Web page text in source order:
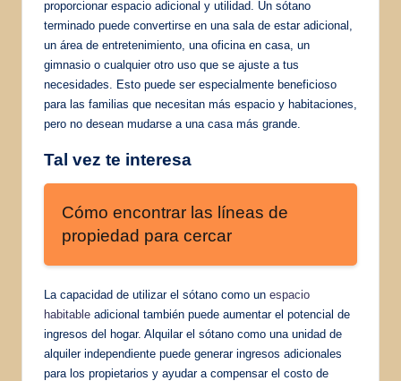
proporcionar espacio adicional y utilidad. Un sótano
terminado puede convertirse en una sala de estar adicional,
un área de entretenimiento, una oficina en casa, un
gimnasio o cualquier otro uso que se ajuste a tus
necesidades. Esto puede ser especialmente beneficioso
para las familias que necesitan más espacio y habitaciones,
pero no desean mudarse a una casa más grande.
Tal vez te interesa
Cómo encontrar las líneas de
propiedad para cercar
La capacidad de utilizar el sótano como un espacio
habitable adicional también puede aumentar el potencial de
ingresos del hogar. Alquilar el sótano como una unidad de
alquiler independiente puede generar ingresos adicionales
para los propietarios y ayudar a compensar el costo de